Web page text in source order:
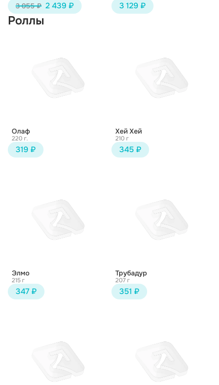
3 055 ₽ 2 439 ₽ 3 129 ₽
Роллы
Олаф
220 г.
319 ₽
Хей Хей
210 г
345 ₽
Элмо
215 г
347 ₽
Трубадур
207 г
351 ₽